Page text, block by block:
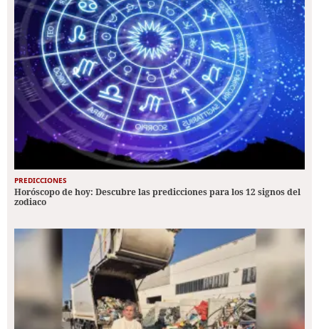
PREDICCIONES
Horóscopo de hoy: Descubre las predicciones para los 12 signos del
zodiaco